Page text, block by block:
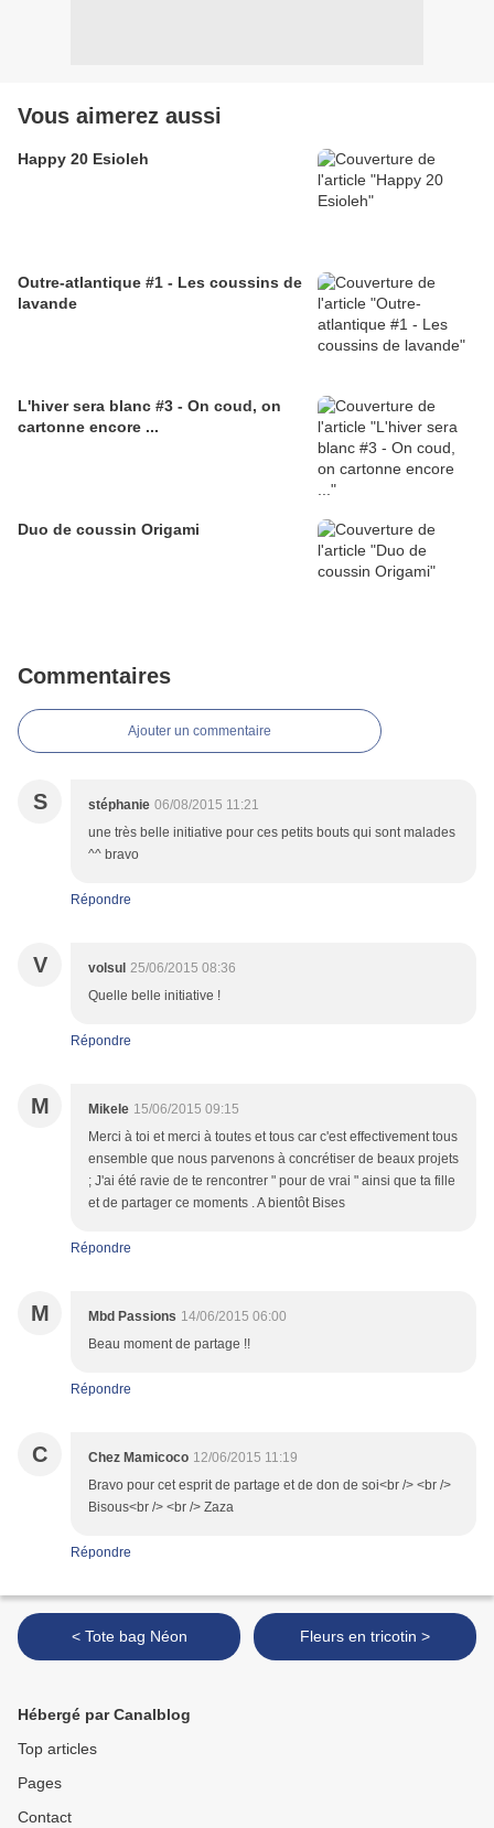
Vous aimerez aussi
Happy 20 Esioleh
Outre-atlantique #1 - Les coussins de
lavande
L'hiver sera blanc #3 - On coud, on
cartonne encore ...
Duo de coussin Origami
Commentaires
Ajouter un commentaire
S stéphanie 06/08/2015 11:21
une très belle initiative pour ces petits bouts qui sont malades
^^ bravo
Répondre
V volsul 25/06/2015 08:36
Quelle belle initiative !
Répondre
M Mikele 15/06/2015 09:15
Merci à toi et merci à toutes et tous car c'est effectivement tous
ensemble que nous parvenons à concrétiser de beaux projets
; J'ai été ravie de te rencontrer " pour de vrai " ainsi que ta fille
et de partager ce moments . A bientôt Bises
Répondre
M Mbd Passions 14/06/2015 06:00
Beau moment de partage !!
Répondre
C Chez Mamicoco 12/06/2015 11:19
Bravo pour cet esprit de partage et de don de soi<br /> <br />
Bisous<br /> <br /> Zaza
Répondre
< Tote bag Néon Fleurs en tricotin >
Hébergé par Canalblog
Top articles
Pages
Contact